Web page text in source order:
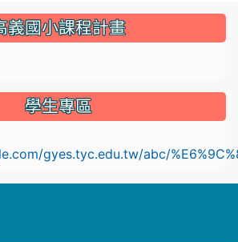
義國小課程計畫
學生專區